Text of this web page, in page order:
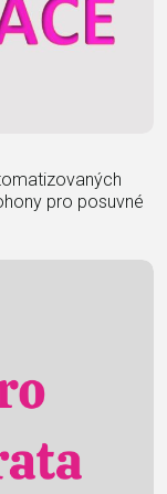
pro posuvné